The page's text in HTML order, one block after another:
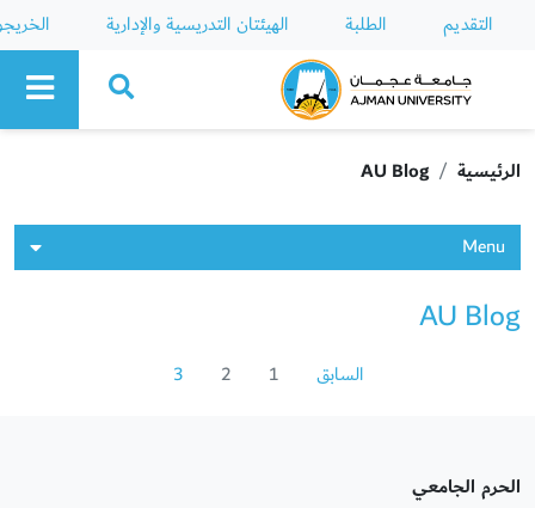
التقديم الطلبة الهيئتان التدريسية والإدارية
Ajman University
الرئيسية AU Blog
Menu
AU Blog
السابق 1
2
3
الحرم الجامعي